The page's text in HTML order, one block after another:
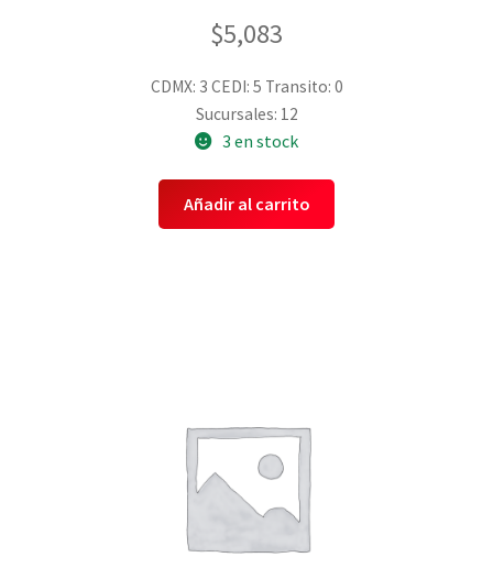
$5,083
CDMX: 3 CEDI: 5 Transito: 0
Sucursales: 12
3 en stock
Añadir al carrito